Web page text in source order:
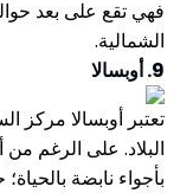
الشمالية.
9. أوبسالا
تعتبر أوبسالا مركز
البلاد. على الرغم من
بأجواء نابضة